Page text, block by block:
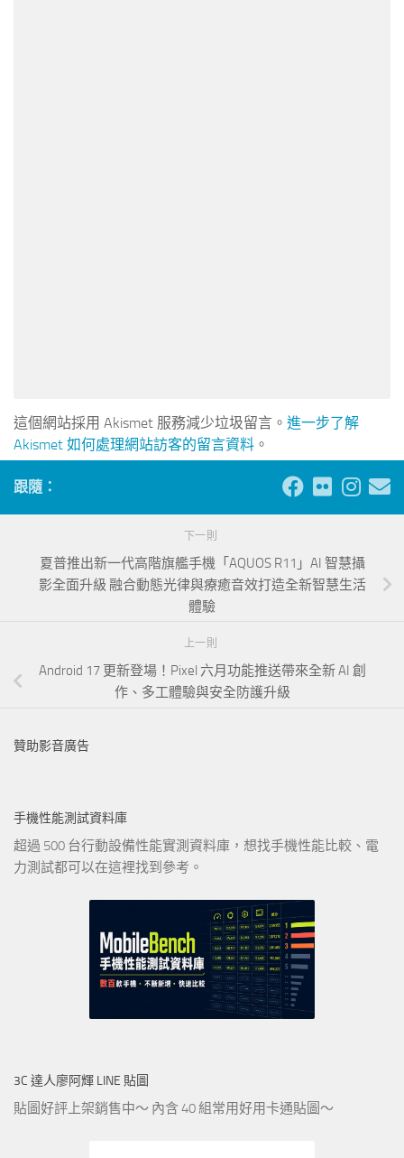
這個網站採用 Akismet 服務減少垃圾留言。 進一步了解
Akismet 如何處理網站訪客的留言資料 。
跟隨：
下一則
夏普推出新一代高階旗艦手機「AQUOS R11」AI 智慧攝
影全面升級 融合動態光律與療癒音效打造全新智慧生活
體驗
上一則
Android 17 更新登場！Pixel 六月功能推送帶來全新 AI 創
作、多工體驗與安全防護升級
贊助影音廣告
手機性能測試資料庫
超過 500 台行動設備性能實測資料庫，想找手機性能比較、電
力測試都可以在這裡找到參考。
3C 達人廖阿輝 LINE 貼圖
貼圖好評上架銷售中～ 內含 40 組常用好用卡通貼圖～